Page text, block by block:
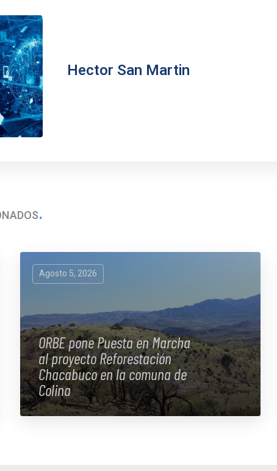
Hector San Martin
Agosto 5, 2026
ORBE pone Puesta en Marcha
al proyecto Reforestación
Chacabuco en la comuna de
Colina